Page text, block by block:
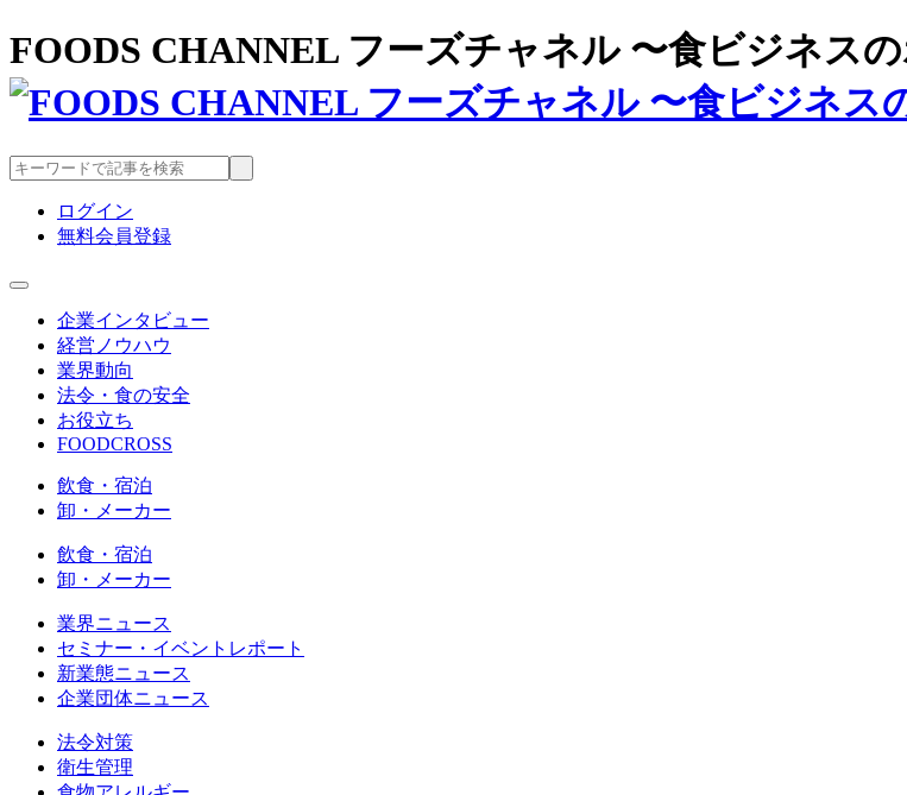
FOODS CHANNEL フーズチャネル 〜食ビジネス
ログイン
無料会員登録
企業インタビュー
経営ノウハウ
業界動向
法令・食の安全
お役立ち
FOODCROSS
飲食・宿泊
卸・メーカー
飲食・宿泊
卸・メーカー
業界ニュース
セミナー・イベントレポート
新業態ニュース
企業団体ニュース
法令対策
衛生管理